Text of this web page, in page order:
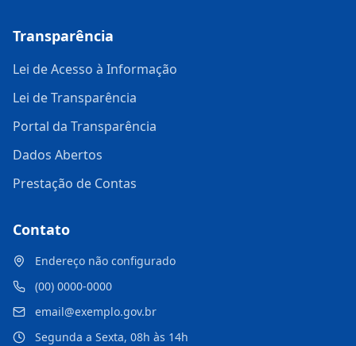
Transparência
Lei de Acesso à Informação
Lei de Transparência
Portal da Transparência
Dados Abertos
Prestação de Contas
Contato
Endereço não configurado
(00) 0000-0000
email@exemplo.gov.br
Segunda a Sexta, 08h às 14h